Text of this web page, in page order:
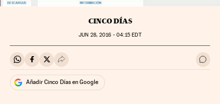
CINCO DÍAS
JUN 28, 2016 - 04:15 EDT
Compartir en Whatsapp
Compartir en Facebook
Compartir en Twitter
Desplegar Redes Sociales Ir a
Añadir Cinco Días en Google